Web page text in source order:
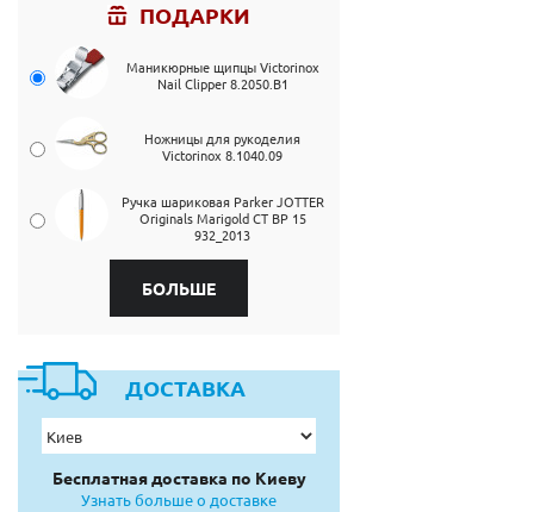
ПОДАРКИ
Маникюрные щипцы Victorinox
Nail Clipper 8.2050.B1
Ножницы для рукоделия
Victorinox 8.1040.09
Ручка шариковая Parker JOTTER
Originals Marigold CT BP 15
932_2013
БОЛЬШЕ
ДОСТАВКА
Бесплатная доставка по Киеву
Узнать больше о доставке